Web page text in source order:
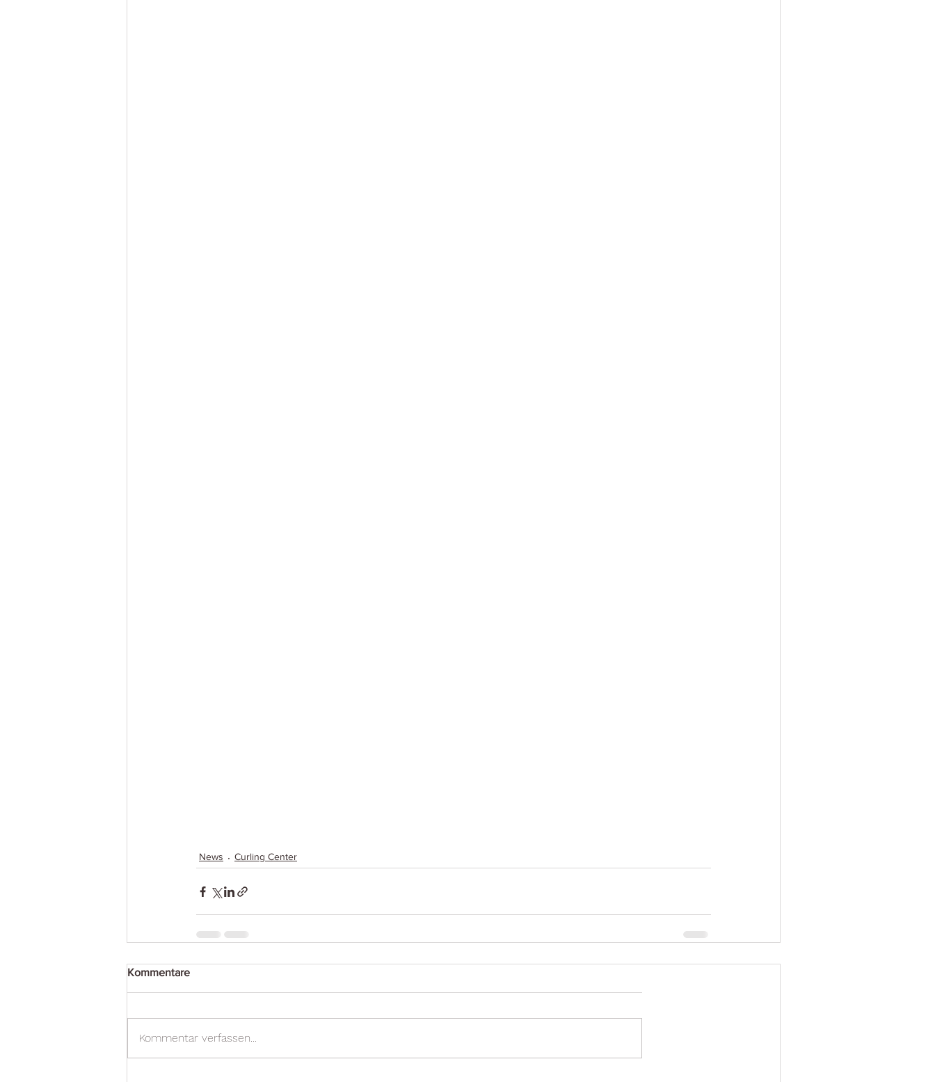
News Curling Center
Kommentare
Kommentar verfassen...